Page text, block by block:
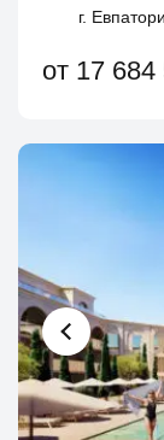
г.
от 17 684